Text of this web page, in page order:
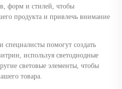
форм и стилей, чтобы
продукта и привлечь внимание
помогут создать
используя светодиодные
световые элементы, чтобы
товара.